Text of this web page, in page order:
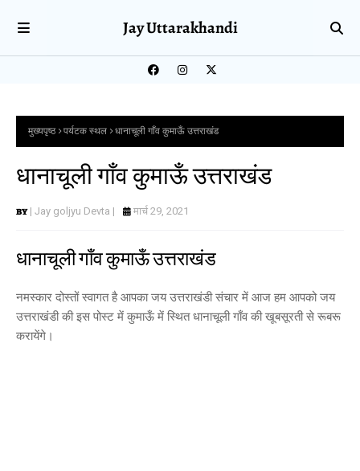
Jay Uttarakhandi
मुख्यपृष्ठ पर्यटक स्थल धानाचूली गाँव कुमाऊँ उत्तराखंड
धानाचूली गाँव कुमाऊँ उत्तराखंड
| Jay goljyu Devta | मार्च 29, 2021
धानाचूली गाँव कुमाऊँ उत्तराखंड
नमस्कार दोस्तों स्वागत है आपका जय उत्तराखंडी संचार में आज हम आपको जय
उत्तराखंडी की इस पोस्ट में कुमाऊँ में स्थित धानाचूली गाँव की खूबसूरती से रूबरू
करायेंगे।